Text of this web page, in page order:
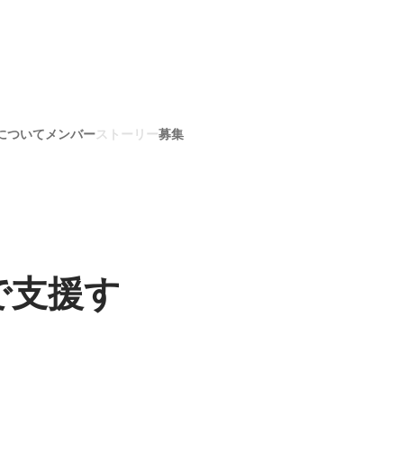
ついて メンバーストーリー募集
援す